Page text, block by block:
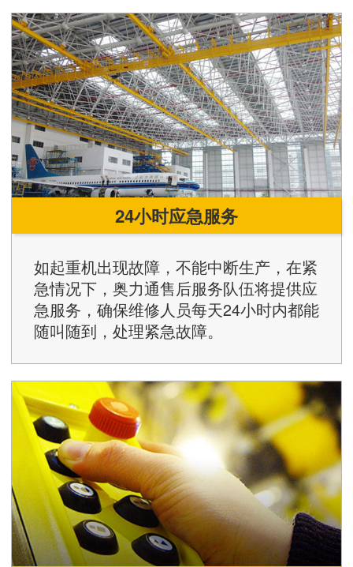
24小时应急服务
如起重机出现故障，不能中断生产，在紧
急情况下，奥力通售后服务队伍将提供应
急服务，确保维修人员每天24小时内都能
随叫随到，处理紧急故障。